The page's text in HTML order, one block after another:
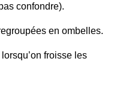
confondre).
en ombelles.
froisse les